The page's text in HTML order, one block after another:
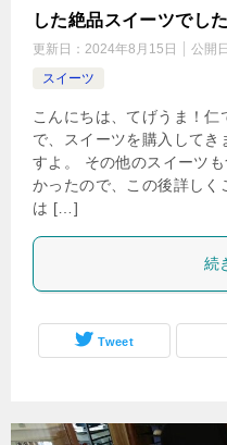
した絶品スイーツでした
更新日： 2024年8月15日 公開
スイーツ
こんにちは、てげうま！
で、スイーツを購入して
すよ。 その他のスイーツ
かったので、この後詳し
は […]
続
Tweet